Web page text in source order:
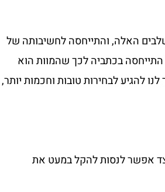
האלה, והתייחסה לחשיבותה של
בכתביה לכך שהמוות הוא
להגיע לבחירות טובות וחכמות יותר,
אפשר לנסות להקל במעט את